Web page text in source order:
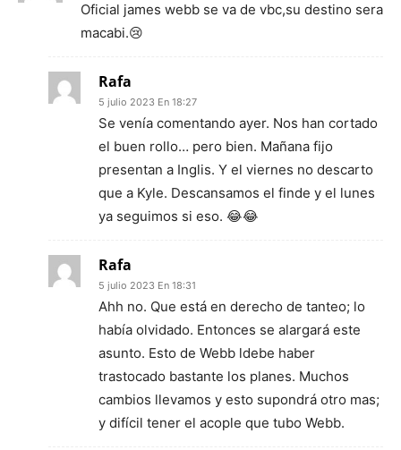
Oficial james webb se va de vbc,su destino sera
macabi.😢
Rafa
5 julio 2023 En 18:27
Se venía comentando ayer. Nos han cortado
el buen rollo… pero bien. Mañana fijo
presentan a Inglis. Y el viernes no descarto
que a Kyle. Descansamos el finde y el lunes
ya seguimos si eso. 😂😂
Rafa
5 julio 2023 En 18:31
Ahh no. Que está en derecho de tanteo; lo
había olvidado. Entonces se alargará este
asunto. Esto de Webb ldebe haber
trastocado bastante los planes. Muchos
cambios llevamos y esto supondrá otro mas;
y difícil tener el acople que tubo Webb.